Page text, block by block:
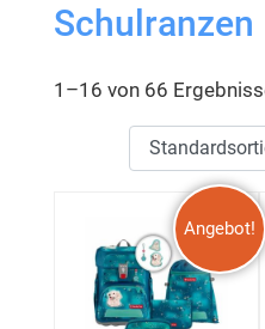
Schulranzen
1–16 von 66
Angebot!